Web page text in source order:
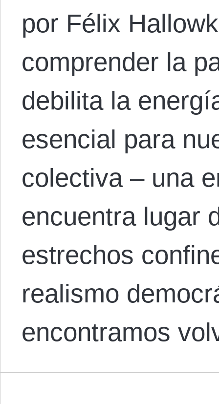
por Félix
comprender la
debilita la
esencial para
colectiva – una
encuentra lugar
estrechos
realismo
encontramos